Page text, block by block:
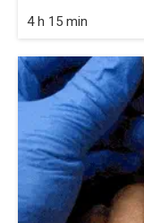
4 h 15 min